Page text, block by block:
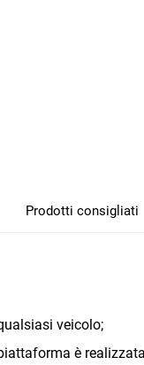
Prodotti consigliati
veicolo;
è